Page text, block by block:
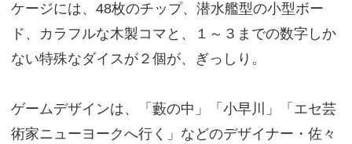
ケージには、48枚のチップ、潜水艦型の小型ボー
ド、カラフルな木製コマと、１～３までの数字しか
ない特殊なダイスが２個が、ぎっしり。
ゲームデザインは、「藪の中」「小早川」「エセ芸
術家ニューヨークへ行く」などのデザイナー・佐々